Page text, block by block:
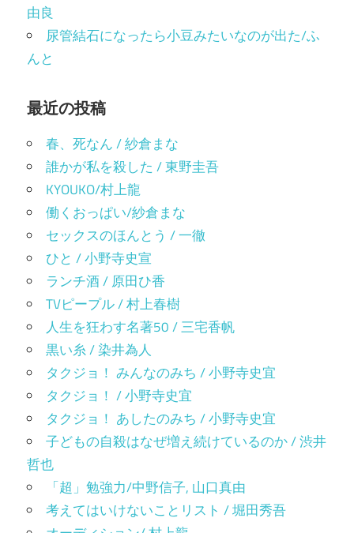
由良
尿管結石になったら小豆みたいなのが出た/ふ
んと
最近の投稿
春、死なん / 紗倉まな
誰かが私を殺した / 東野圭吾
KYOUKO/村上龍
働くおっぱい/紗倉まな
セックスのほんとう / 一徹
ひと / 小野寺史宣
ランチ酒 / 原田ひ香
TVピープル / 村上春樹
人生を狂わす名著50 / 三宅香帆
黒い糸 / 染井為人
タクジョ！ みんなのみち / 小野寺史宜
タクジョ！ / 小野寺史宜
タクジョ！ あしたのみち / 小野寺史宜
子どもの自殺はなぜ増え続けているのか / 渋井
哲也
「超」勉強力/中野信子, 山口真由
考えてはいけないことリスト / 堀田秀吾